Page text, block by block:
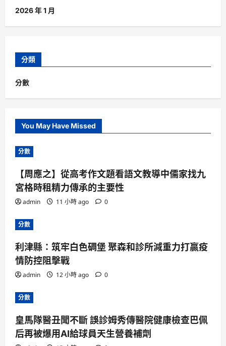
2026 年 1 月
分類
分數
You May Have Missed
分數
【周應之】從高考作文題看語文教導中儒家找九
宮格時租精力傳承的主要性
admin 11 小時 ago 0
分數
利津縣：筑牢白色碉堡 聚森和診所減重力打贏疫
情防控阻擊戰
admin 12 小時 ago 0
分數
皇馬隊醫丑聞不斷 誤診姆秀傳醫院健康檢查巴佩
后再被爆用AI給球員天生營養補劑